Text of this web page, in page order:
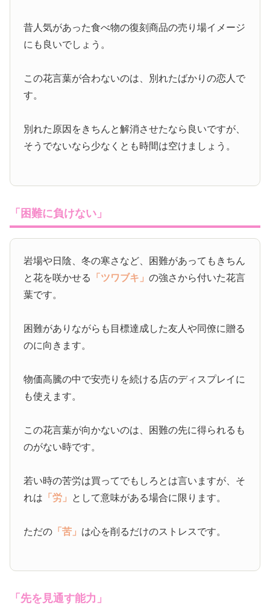
昔人気があった食べ物の復刻商品の売り場イメージ
にも良いでしょう。
この花言葉が合わないのは、別れたばかりの恋人で
す。
別れた原因をきちんと解消させたなら良いですが、
そうでないなら少なくとも時間は空けましょう。
「困難に負けない」
岩場や日陰、冬の寒さなど、困難があってもきちん
と花を咲かせる
「ツワブキ」の強さから付いた花言
葉です。
困難がありながらも目標達成した友人や同僚に贈る
のに向きます。
物価高騰の中で安売りを続ける店のディスプレイに
も使えます。
この花言葉が向かないのは、困難の先に得られるも
のがない時です。
若い時の苦労は買ってでもしろとは言いますが、そ
れは 「労」 として意味がある場合に限ります。
ただの 「苦」 は心を削るだけのストレスです。
「先を見通す能力」